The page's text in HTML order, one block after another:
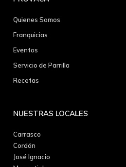
Quienes Somos
Franquicias
Eventos
Servicio de Parrilla
Recetas
NUESTRAS LOCALES
Carrasco
Cordón
José Ignacio